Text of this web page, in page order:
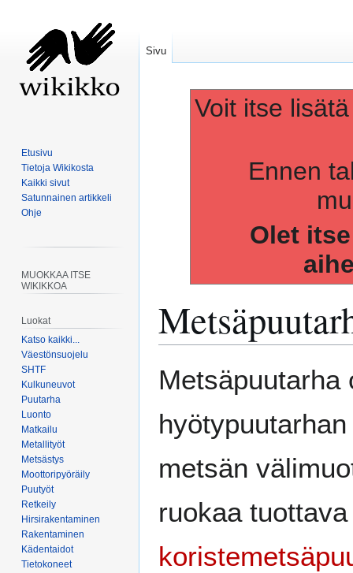
Voit itse
Ennen
Olet
navigaatioon
hakuun
Metsäpuutarha
metsän
ruokaa
Sivu
Etusivu
Tietoja Wikikosta
Kaikki sivut
Satunnainen artikkeli
Ohje
MUOKKAA ITSE
WIKIKKOA
Luokat
Katso kaikki...
Väestönsuojelu
SHTF
Kulkuneuvot
Puutarha
Luonto
Matkailu
Metallityöt
Metsästys
Moottoripyöräily
Puutyöt
Retkeily
Hirsirakentaminen
Rakentaminen
Kädentaidot
Tietokoneet